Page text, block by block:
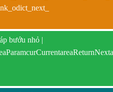
bướu nhỏ |